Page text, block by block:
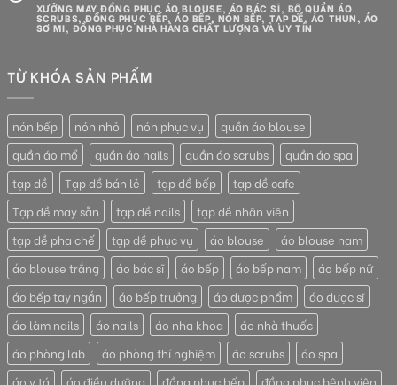
XƯỞNG MAY ĐỒNG PHỤC ÁO BLOUSE, ÁO BÁC SĨ, BỘ QUẦN ÁO
SCRUBS, ĐỒNG PHỤC BẾP, ÁO BẾP, NÓN BẾP, TẠP DỀ, ÁO THUN, ÁO
SƠ MI, ĐỒNG PHỤC NHÀ HÀNG CHẤT LƯỢNG VÀ UY TÍN
TỪ KHÓA SẢN PHẨM
nón bếp nón nhỏ nón phục vụ
quần áo blouse
quần áo mổ
quần áo nails quần áo scrubs
quần áo spa
tạp dề
Tạp dề bán lẻ tạp dề bếp
tạp dề cafe
Tạp dề may sẵn
tạp dề nails
tạp dề nhân viên
tạp dề pha chế
tạp dề phục vụ áo blouse
áo blouse nam
áo blouse trắng
áo bác sĩ áo bếp áo bếp nam
áo bếp nữ
áo bếp tay ngắn
áo bếp trưởng áo dược phẩm
áo dược sĩ
áo làm nails
áo nails áo nha khoa
áo nhà thuốc
áo phòng lab
áo phòng thí nghiệm áo scrubs
áo spa
áo y tá
áo điều dưỡng đồng phục bếp đồng phục bệnh viện